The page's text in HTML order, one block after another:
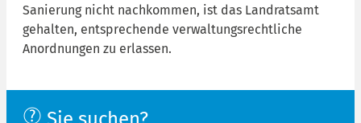
Sanierung nicht nachkommen, ist das Landratsamt
gehalten, entsprechende verwaltungsrechtliche
Anordnungen zu erlassen.